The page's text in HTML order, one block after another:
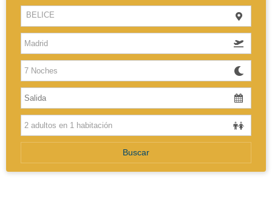
Hoteles
Vuelos
El Caribe
Europa
Africa
BELICE
Buscar